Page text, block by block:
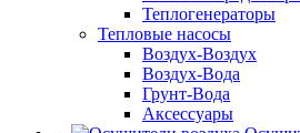
Теплогенераторы
Тепловые насосы
Воздух-Воздух
Воздух-Вода
Грунт-Вода
Аксессуары